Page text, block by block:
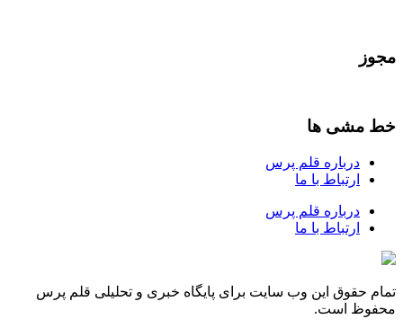
مجوز
خط مشی ها
درباره قلم پرس
ارتباط با ما
درباره قلم پرس
ارتباط با ما
تمام حقوق این وب سایت برای پایگاه خبری و تحلیلی قلم پرس
محفوظ است.